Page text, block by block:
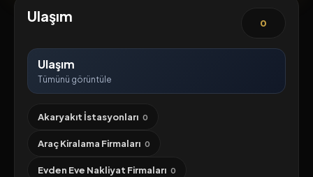
Ulaşım 0
Ulaşım
Tümünü görüntüle
Akaryakıt İstasyonları 0
Araç Kiralama Firmaları 0
Evden Eve Nakliyat Firmaları 0